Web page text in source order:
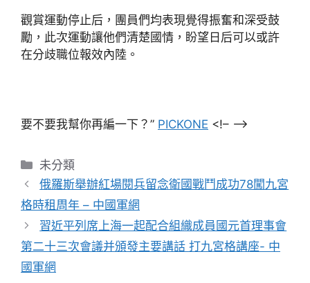
觀賞運動停止后，團員們均表現覺得振奮和深受鼓
勵，此次運動讓他們清楚國情，盼望日后可以或許
在分歧職位報效內陸。
要不要我幫你再編一下？” PICKONE <!– –>
分
類
未分類
俄羅斯舉辦紅場閱兵留念衛國戰鬥成功78闖九宮
格時租周年 – 中國軍網
習近平列席上海一起配合組織成員國元首理事會
第二十三次會議并頒發主要講話 打九宮格講座- 中
國軍網